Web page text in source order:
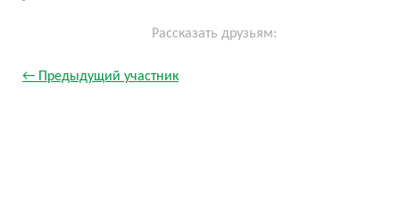
Рассказать друзьям:
← Предыдущий участник